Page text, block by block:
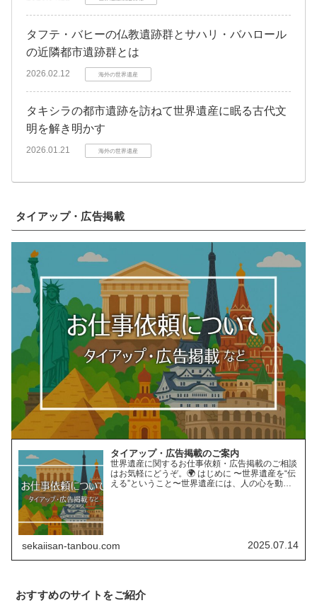
タフテ・バヒーの仏教遺跡群とサハリ・バハロール
の近隣都市遺跡群とは
2026.02.12 海外の世界遺産
タキシラの都市遺跡を訪ねて世界遺産に眠る古代文
明を解き明かす
2026.01.21 海外の世界遺産
タイアップ・広告掲載
タイアップ・広告掲載のご案内
世界遺産に関するお仕事依頼・広告掲載のご相談
はお気軽にどうぞ。🌍 はじめに 〜世界遺産を“伝
える”ということ〜世界遺産には、人の心を動か
sekaiisan-tanbou.com 2025.07.14
おすすめのサイトをご紹介